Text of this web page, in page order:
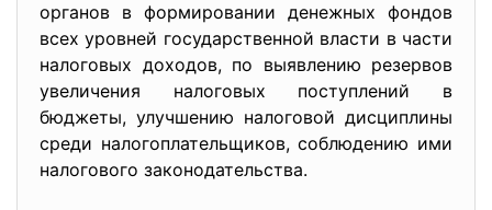
органов в формировании денежных фондов
всех уровней государственной власти в части
налоговых доходов, по выявлению резервов
увеличения налоговых поступлений в
бюджеты, улучшению налоговой дисциплины
среди налогоплательщиков, соблюдению ими
налогового законодательства.